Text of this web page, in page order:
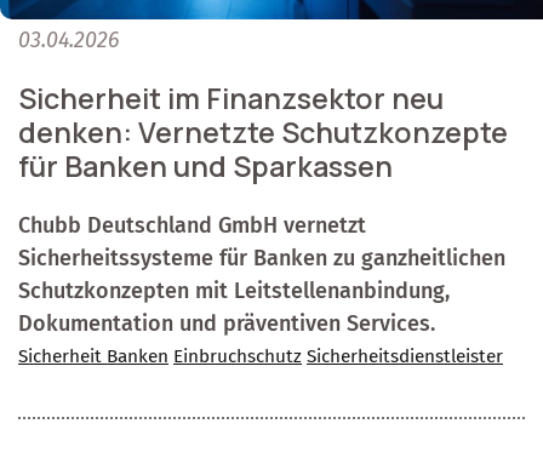
03.04.2026
Sicherheit im Finanzsektor neu
denken: Vernetzte Schutzkonzepte
für Banken und Sparkassen
Chubb Deutschland GmbH vernetzt
Sicherheitssysteme für Banken zu ganzheitlichen
Schutzkonzepten mit Leitstellenanbindung,
Dokumentation und präventiven Services.
Sicherheit Banken Einbruchschutz Sicherheitsdienstleister